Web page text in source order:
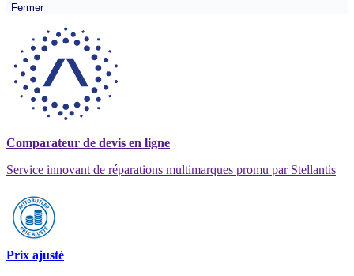
Fermer
Comparateur de devis en ligne
Service innovant de réparations multimarques promu par Stellantis
Prix ajusté